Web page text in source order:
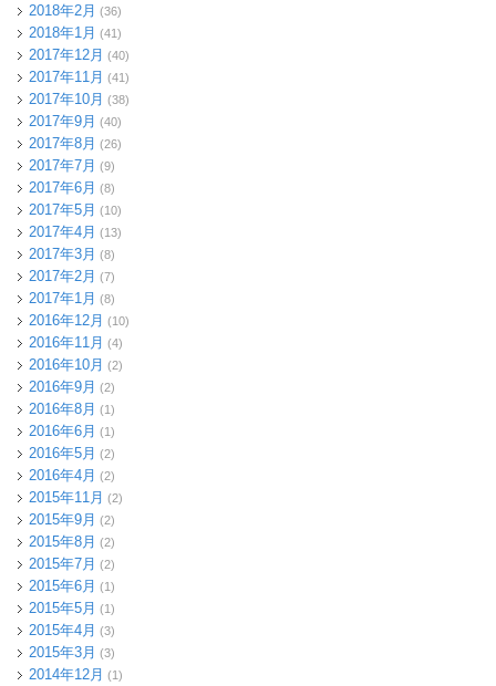
2018年2月 (36)
2018年1月 (41)
2017年12月 (40)
2017年11月 (41)
2017年10月 (38)
2017年9月 (40)
2017年8月 (26)
2017年7月 (9)
2017年6月 (8)
2017年5月 (10)
2017年4月 (13)
2017年3月 (8)
2017年2月 (7)
2017年1月 (8)
2016年12月 (10)
2016年11月 (4)
2016年10月 (2)
2016年9月 (2)
2016年8月 (1)
2016年6月 (1)
2016年5月 (2)
2016年4月 (2)
2015年11月 (2)
2015年9月 (2)
2015年8月 (2)
2015年7月 (2)
2015年6月 (1)
2015年5月 (1)
2015年4月 (3)
2015年3月 (3)
2014年12月 (1)